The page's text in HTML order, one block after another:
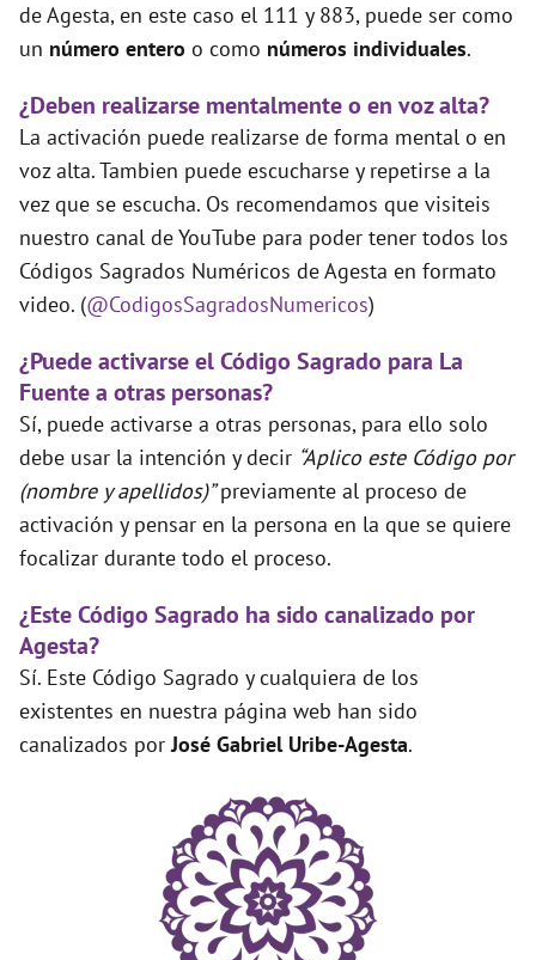
de Agesta, en este caso el 111 y 883, puede ser como
un número entero o como números individuales.
¿Deben realizarse mentalmente o en voz alta?
La activación puede realizarse de forma mental o en
voz alta. Tambien puede escucharse y repetirse a la
vez que se escucha. Os recomendamos que visiteis
nuestro canal de YouTube para poder tener todos los
Códigos Sagrados Numéricos de Agesta en formato
video. (@CodigosSagradosNumericos)
¿Puede activarse el Código Sagrado para La
Fuente a otras personas?
Sí, puede activarse a otras personas, para ello solo
debe usar la intención y decir “Aplico este Código por
(nombre y apellidos)”previamente al proceso de
activación y pensar en la persona en la que se quiere
focalizar durante todo el proceso.
¿Este Código Sagrado ha sido canalizado por
Agesta?
Sí. Este Código Sagrado y cualquiera de los
existentes en nuestra página web han sido
canalizados porJosé Gabriel Uribe-Agesta.